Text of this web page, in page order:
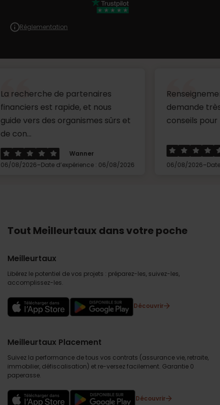
Réglementation
de partenaires
rapide, et nous
des organismes sûrs et
Wanner
Date d’expérience : 06/08/2026
Renseignements au
demande très clairs
conseils pour la suite....
06/08/2026
-Date
Tout Meilleurtaux dans votre poche
Meilleurtaux
Libérez le potentiel de vos projets : préparez-les, suivez-les,
accomplissez-les.
Découvrir
Meilleurtaux Placement
Suivez la performance de tous vos contrats (assurance vie, retraite,
immobilier, défiscalisation) et re-versez facilement. Garantie 0
paperasse.
Découvrir